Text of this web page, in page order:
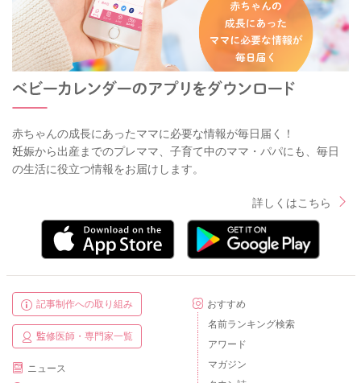
赤ちゃんの成長にあったママに必要な情報が毎日届く！
妊娠から出産までのプレママ、子育て中のママ・パパにも、毎日
の生活に役立つ情報をお届けします。
詳しくはこちら
記事制作への取り組み
監修医師・専門家一覧
ニュース
おすすめ
名前ランキング検索
アワード
マガジン